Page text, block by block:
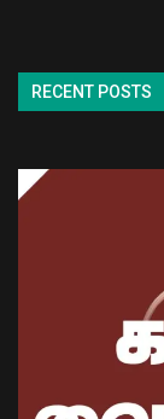
RECENT POSTS